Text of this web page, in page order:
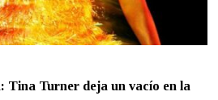
Tina Turner deja un vacío en la